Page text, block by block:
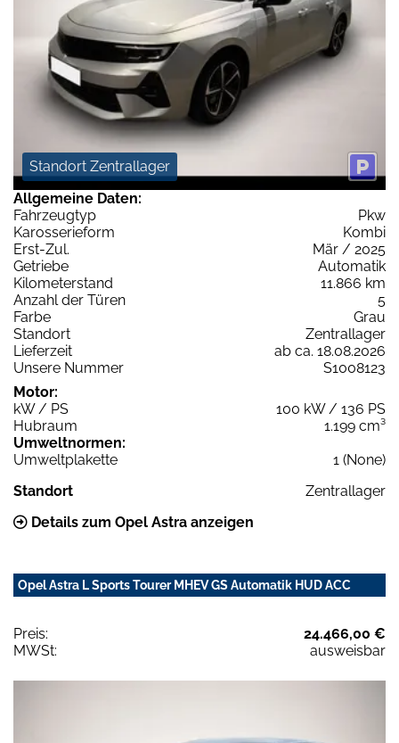
Standort Zentrallager
Allgemeine Daten:
Fahrzeugtyp
Pkw
Karosserieform
Kombi
Erst-Zul.
Mär / 2025
Getriebe
Automatik
Kilometerstand
11.866 km
Anzahl der Türen
5
Farbe
Grau
Standort
Zentrallager
Lieferzeit
ab ca. 18.08.2026
Unsere Nummer
S1008123
Motor:
kW / PS
100 kW / 136 PS
Hubraum
1.199 cm³
Umweltnormen:
Umweltplakette
1 (None)
Standort
Zentrallager
Details zum Opel Astra anzeigen
Opel Astra L Sports Tourer MHEV GS Automatik HUD ACC
Preis:
24.466,00 €
MWSt:
ausweisbar